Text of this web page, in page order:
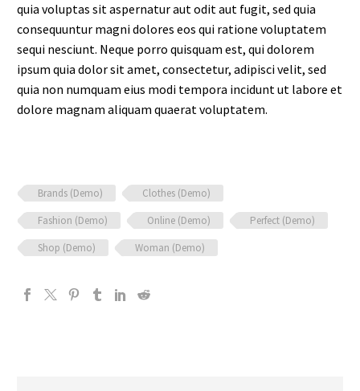
quia voluptas sit aspernatur aut odit aut fugit, sed quia
consequuntur magni dolores eos qui ratione voluptatem
sequi nesciunt. Neque porro quisquam est, qui dolorem
ipsum quia dolor sit amet, consectetur, adipisci velit, sed
quia non numquam eius modi tempora incidunt ut labore et
dolore magnam aliquam quaerat voluptatem.
Brands (Demo)
Clothes (Demo)
Fashion (Demo)
Online (Demo)
Perfect (Demo)
Shop (Demo)
Woman (Demo)